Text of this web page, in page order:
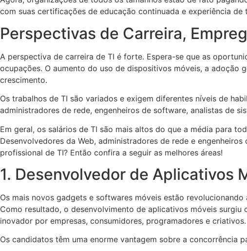
com suas certificações de educação continuada e experiência de
Perspectivas de Carreira,
A perspectiva de carreira de TI é forte. Espera-se que as
ocupações. O aumento do uso de dispositivos móveis, a adoção
crescimento.
Os trabalhos de TI são variados e exigem diferentes níveis de
administradores de rede, engenheiros de software, analistas de
Em geral, os salários de TI são mais altos do que a média para
Desenvolvedores da Web, administradores de rede e
profissional de TI? Então confira a seguir as melhores áreas!
1. Desenvolvedor de Aplicativos
Os mais novos gadgets e softwares móveis estão
Como resultado, o desenvolvimento de aplicativos móveis
inovador por empresas, consumidores, programadores e criativos.
Os candidatos têm uma enorme vantagem sobre a concorrência